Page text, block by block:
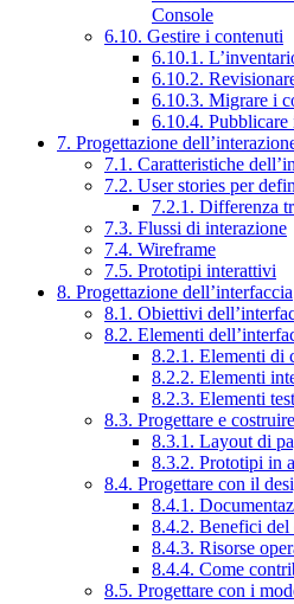
Console
6.10. Gestire i contenuti
6.10.1.
6.10.2.
6.10.3. Migrare i
6.10.4. Pubblicare
7. Progettazione
7.1. Caratteristiche
7.2. User stories per
7.2.1. Differenza
7.3. Flussi di interazione
7.4. Wireframe
7.5. Prototipi interattivi
8. Progettazione dell’interfaccia
8.1. Obiettivi
8.2. Elementi
8.2.1. Elementi di
8.2.2. Elementi
8.2.3. Elementi
8.3. Progettare e
8.3.1. Layout di
8.3.2. Prototipi in
8.4. Progettare con il
8.4.1.
8.4.2. Benefici del
8.4.3. Risorse
8.4.4. Come
8.5. Progettare con i